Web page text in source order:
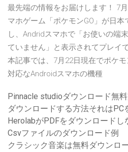
最先端の情報をお届けします！ 7
マホゲーム「ポケモンGO」が日
し、Andridスマホで「お使いの端
ていません」と表示されてプレイ
本記事では、7月22日現在でポケ
対応なAndroidスマホの機種
Pinnacle studioダウンロード無
ダウンロードする方法それはPC
HerolabがPDFをダウンロードし
Csvファイルのダウンロード例
クラシック音楽は無料ダウンロ